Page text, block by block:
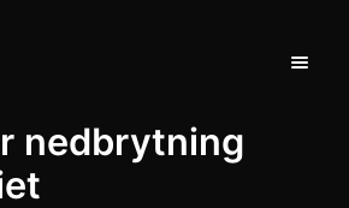
Bytt
Støtte hjem
nedbrytning